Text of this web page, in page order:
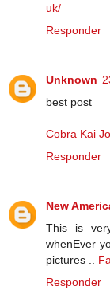
uk/
Responder
Unknown
best post
Cobra Kai
Responder
New
This is
whenEver
pictures ..
Responder